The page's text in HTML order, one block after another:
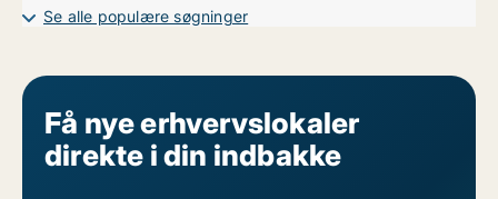
Se alle populære søgninger
Få nye erhvervslokaler
direkte i din indbakke